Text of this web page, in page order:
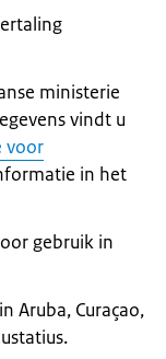
ministerie
vindt u
voor
in het
gebruik in
Aruba, Curaçao,